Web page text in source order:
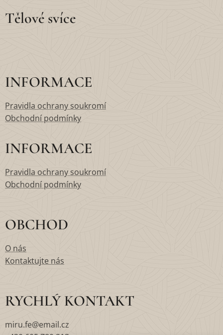
Tělové svíce
INFORMACE
Pravidla ochrany soukromí
Obchodní podmínky
INFORMACE
Pravidla ochrany soukromí
Obchodní podmínky
OBCHOD
O nás
Kontaktujte nás
RYCHLÝ KONTAKT
miru.fe@email.cz